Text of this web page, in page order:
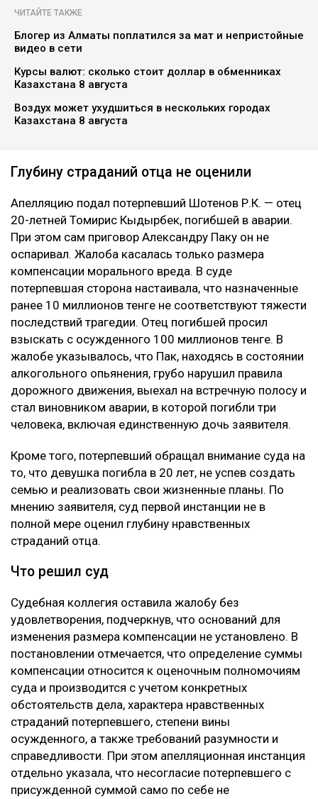
ЧИТАЙТЕ ТАКЖЕ
Блогер из Алматы поплатился за мат и непристойные
видео в сети
Курсы валют: сколько стоит доллар в обменниках
Казахстана 8 августа
Воздух может ухудшиться в нескольких городах
Казахстана 8 августа
Глубину страданий отца не оценили
Апелляцию подал потерпевший Шотенов Р.К. — отец
20-летней Томирис Кыдырбек, погибшей в аварии.
При этом сам приговор Александру Паку он не
оспаривал. Жалоба касалась только размера
компенсации морального вреда. В суде
потерпевшая сторона настаивала, что назначенные
ранее 10 миллионов тенге не соответствуют тяжести
последствий трагедии. Отец погибшей просил
взыскать с осужденного 100 миллионов тенге. В
жалобе указывалось, что Пак, находясь в состоянии
алкогольного опьянения, грубо нарушил правила
дорожного движения, выехал на встречную полосу и
стал виновником аварии, в которой погибли три
человека, включая единственную дочь заявителя.
Кроме того, потерпевший обращал внимание суда на
то, что девушка погибла в 20 лет, не успев создать
семью и реализовать свои жизненные планы. По
мнению заявителя, суд первой инстанции не в
полной мере оценил глубину нравственных
страданий отца.
Что решил суд
Судебная коллегия оставила жалобу без
удовлетворения, подчеркнув, что оснований для
изменения размера компенсации не установлено. В
постановлении отмечается, что определение суммы
компенсации относится к оценочным полномочиям
суда и производится с учетом конкретных
обстоятельств дела, характера нравственных
страданий потерпевшего, степени вины
осужденного, а также требований разумности и
справедливости. При этом апелляционная инстанция
отдельно указала, что несогласие потерпевшего с
присужденной суммой само по себе не